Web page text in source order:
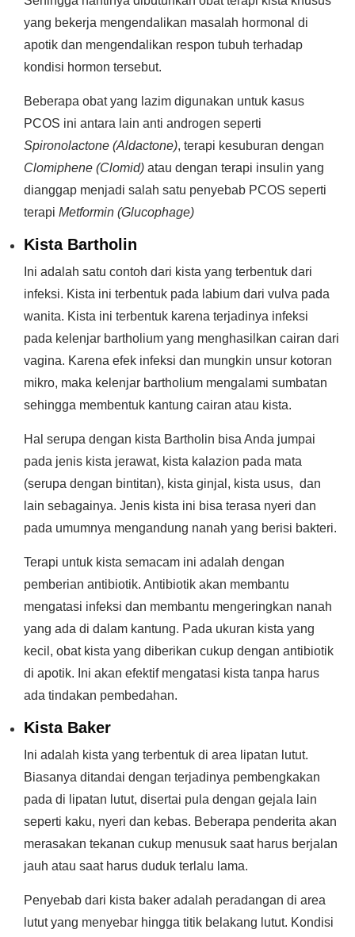
yang bekerja mengendalikan masalah hormonal di
apotik dan mengendalikan respon tubuh terhadap
kondisi hormon tersebut.
Beberapa obat yang lazim digunakan untuk kasus
PCOS ini antara lain anti androgen seperti
Spironolactone (Aldactone), terapi kesuburan dengan
Clomiphene (Clomid) atau dengan terapi insulin yang
dianggap menjadi salah satu penyebab PCOS seperti
terapi Metformin (Glucophage)
Kista Bartholin
Ini adalah satu contoh dari kista yang terbentuk dari
infeksi. Kista ini terbentuk pada labium dari vulva pada
wanita. Kista ini terbentuk karena terjadinya infeksi
pada kelenjar bartholium yang menghasilkan cairan dari
vagina. Karena efek infeksi dan mungkin unsur kotoran
mikro, maka kelenjar bartholium mengalami sumbatan
sehingga membentuk kantung cairan atau kista.
Hal serupa dengan kista Bartholin bisa Anda jumpai
pada jenis kista jerawat, kista kalazion pada mata
(serupa dengan bintitan), kista ginjal, kista usus, dan
lain sebagainya. Jenis kista ini bisa terasa nyeri dan
pada umumnya mengandung nanah yang berisi bakteri.
Terapi untuk kista semacam ini adalah dengan
pemberian antibiotik. Antibiotik akan membantu
mengatasi infeksi dan membantu mengeringkan nanah
yang ada di dalam kantung. Pada ukuran kista yang
kecil, obat kista yang diberikan cukup dengan antibiotik
di apotik. Ini akan efektif mengatasi kista tanpa harus
ada tindakan pembedahan.
Kista Baker
Ini adalah kista yang terbentuk di area lipatan lutut.
Biasanya ditandai dengan terjadinya pembengkakan
pada di lipatan lutut, disertai pula dengan gejala lain
seperti kaku, nyeri dan kebas. Beberapa penderita akan
merasakan tekanan cukup menusuk saat harus berjalan
jauh atau saat harus duduk terlalu lama.
Penyebab dari kista baker adalah peradangan di area
lutut yang menyebar hingga titik belakang lutut. Kondisi